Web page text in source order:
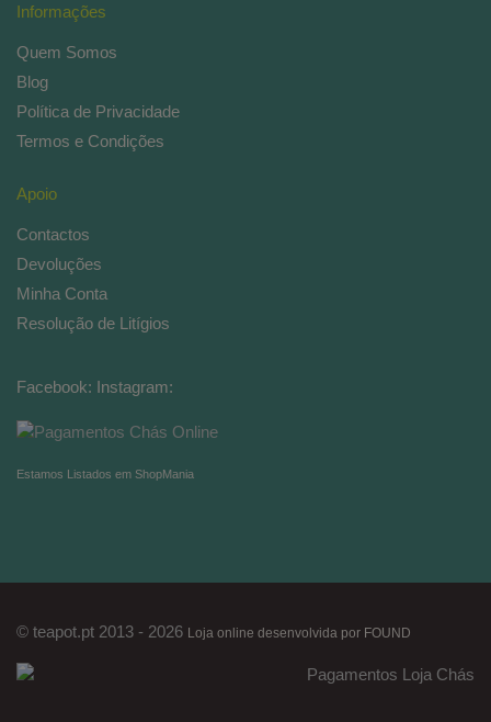
Informações
Quem Somos
Blog
Política de Privacidade
Termos e Condições
Apoio
Contactos
Devoluções
Minha Conta
Resolução de Litígios
Facebook: Instagram:
Estamos Listados em ShopMania
© teapot.pt 2013 - 2026 Loja online desenvolvida por FOUND